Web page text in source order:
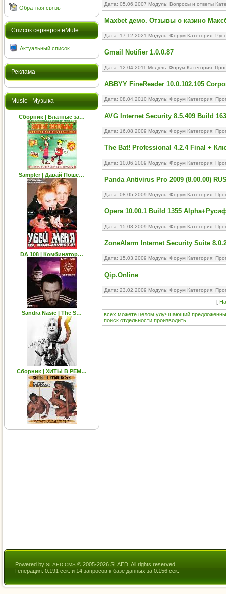
Обратная связь
Cписок серверов eMule
Актуальный список
Реклама
Music - Музыка
Сборник | Блатные за…
Sampler | Давай Поше…
DA 108 | Комбинатор…
Sandra Nasic | The S…
Сборник | ХИТЫ В РЕМ…
Дата: 05.06.2007 Модуль: Вопросы и ответы
Maxbet демо. Отзывы о казино
Дата: 17.12.2021 Модуль: Форум Категория:
Gmail Notifier 1.0.0.87
Дата: 12.04.2011 Модуль: Форум Категория:
ABBYY FineReader 10.0.102.105
Дата: 08.04.2010 Модуль: Форум Категория:
AVG Internet Security 8.5.409 Build
Дата: 16.08.2009 Модуль: Форум Категория:
The Bat! Professional 4.2.4 Final +
Дата: 10.06.2009 Модуль: Форум Категория:
Panda Antivirus Pro 2009 (8.00.00)
Дата: 08.05.2009 Модуль: Форум Категория:
Opera 10.00.1 Build 1355
Дата: 15.03.2009 Модуль: Форум Категория:
ZoneAlarm Internet Security Suite
Дата: 15.03.2009 Модуль: Форум Категория:
Qip.Online
Дата: 23.02.2009 Модуль: Форум Категория:
[
всех можете целом улучшающий
поиск отдельности производить
Powered by SLAED CMS © 2005-2026 SLAED. All rights reserved.
Генерация: 0.191 сек. и 14 запросов к базе данных за 0.156 сек.